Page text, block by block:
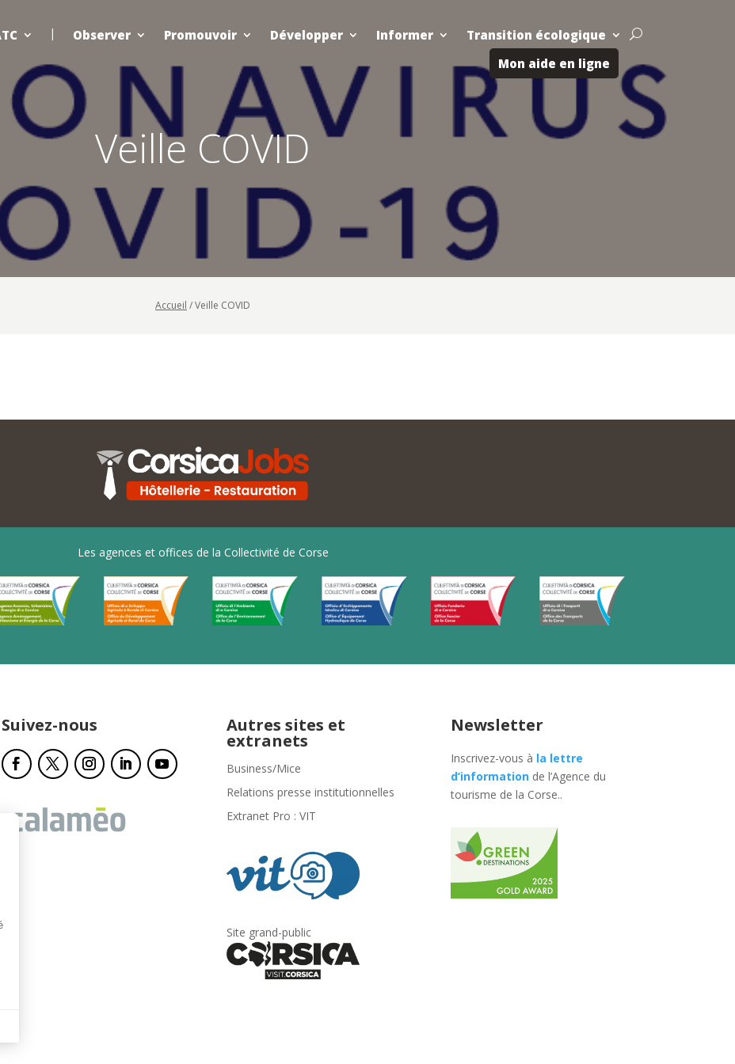
Observer Promouvoir Développer Informer
Transition écologique
Mon aide en ligne
U
Veille COVID
Accueil /Veille COVID
Les agences et offices de la Collectivité de Corse
Suivez-nous Autres sites et
extranets
Business/Mice
Relations presse institutionnelles
Extranet Pro : VIT
Site grand-public
Newsletter
Inscrivez-vous à la lettre
d’information de l’Agence du
tourisme de la Corse..